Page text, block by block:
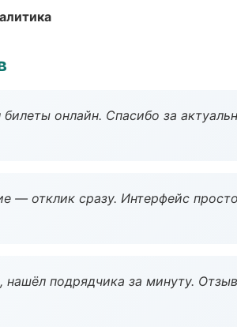
онлайн. Спасибо за
— отклик сразу. Интерфейс
нашёл подрядчика за минуту.